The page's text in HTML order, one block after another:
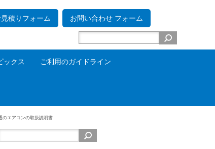
見積りフォーム お問い合わせ フォーム
ックス ご利用のガイドライン
のエアコンの取扱説明書